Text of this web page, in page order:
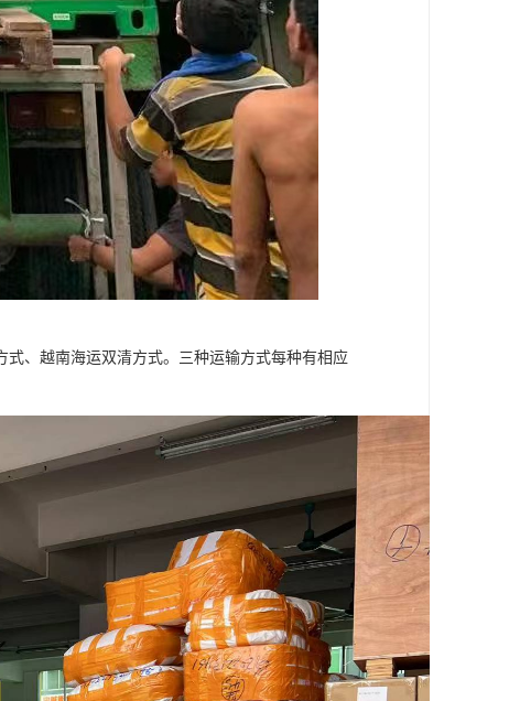
、越南海运双清方式。三种运输方式每种有相应